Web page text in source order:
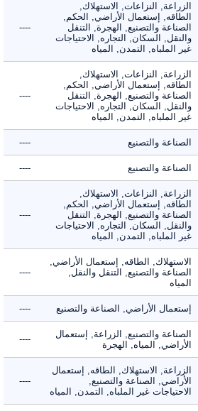
الزراعة, النزاعات, الاستهلاك,
الطاقه, إستعمال الأراضي, الحكم,
الصناعة والتصنيع, الهجرة, التنقل
والنقل, السكان, التجاره, الاحتياجات
غير الملباه, التمدن, المياه
----
الزراعة, النزاعات, الاستهلاك,
الطاقه, إستعمال الأراضي, الحكم,
الصناعة والتصنيع, الهجرة, التنقل
والنقل, السكان, التجاره, الاحتياجات
غير الملباه, التمدن, المياه
----
الصناعة والتصنيع ----
الصناعة والتصنيع ----
الزراعة, النزاعات, الاستهلاك,
الطاقه, إستعمال الأراضي, الحكم,
الصناعة والتصنيع, الهجرة, التنقل
والنقل, السكان, التجاره, الاحتياجات
غير الملباه, التمدن, المياه
----
الاستهلاك, الطاقه, إستعمال الأراضي,
الصناعة والتصنيع, التنقل والنقل,
المياه
----
إستعمال الأراضي, الصناعة والتصنيع ----
الصناعة والتصنيع, الزراعة, إستعمال
الأراضي, المياه, الهجرة
----
الزراعة, الاستهلاك, الطاقه, إستعمال
الأراضي, الصناعة والتصنيع,
الاحتياجات غير الملباه, التمدن, المياه
----